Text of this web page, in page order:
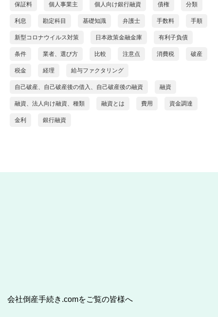
保証料 個人事業主 個人向け銀行融資 債権 分類
利息 勘定科目 基礎知識 弁護士 手数料 手順
新型コロナウイルス対策 日本政策金融金庫 有利子負債
条件 業者、選び方 比較 注意点 消費税 破産
税金 経理 給与ファクタリング
自己破産、自己破産後の借入、自己破産後の融資 融資
融資、法人向け融資、種類 融資とは 費用 資金調達
金利 銀行融資
会社倒産手続き.comをご覧の皆様へ